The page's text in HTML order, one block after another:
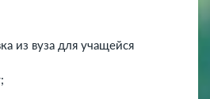
из вуза для учащейся